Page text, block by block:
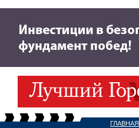
ГЛАВНАЯ